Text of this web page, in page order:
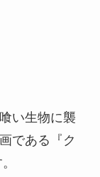
い生物に襲
である『ク